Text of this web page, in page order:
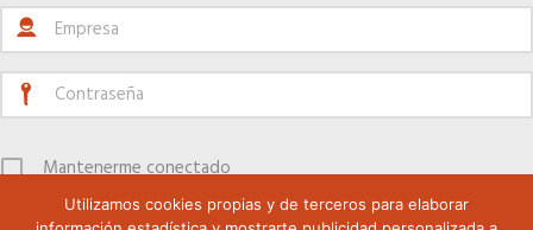
Mantenerme conectado
Utilizamos cookies propias y de terceros para elaborar